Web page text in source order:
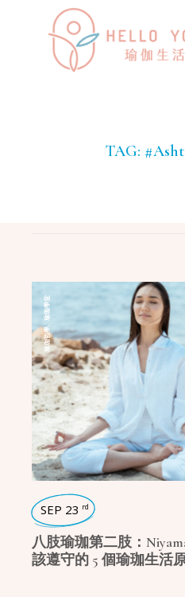
TAG:
瑜珈哲學
瑜珈學堂
SEP 23 rd
八肢瑜珈第二肢：
該遵守的 5 個瑜珈生活